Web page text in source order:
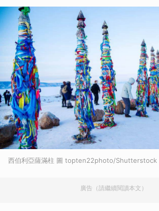
西伯利亞薩滿柱 圖 topten22photo/Shutterstock
廣告（請繼續閱讀本文）